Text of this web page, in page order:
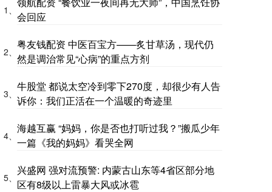
1、 会回应
2、
粤友钱配资 中医百宝方——炙甘草汤，现代仍
然是调治常见“心病”的重点方剂
3、
牛股堂 都说太空冷到零下270度，却很少有人告
诉你：我们正活在一个温暖的奇迹里
4、
海越互赢 “妈妈，你是否也打听过我？”搬瓜少年
一篇《我的妈妈》看哭全网
5、
兴盛网 强对流预警: 内蒙古山东等4省区部分地
区有8级以上雷暴大风或冰雹